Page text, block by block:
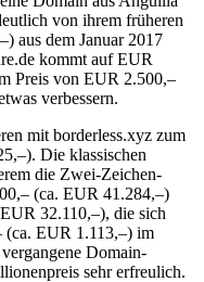
von ihrem früheren
aus dem Januar 2017
kommt auf EUR
Preis von EUR 2.500,–
verbessern.
mit borderless.xyz zum
Die klassischen
die Zwei-Zeichen-
(ca. EUR 41.284,–)
32.110,–), die sich
(ca. EUR 1.113,–) im
Domain-
sehr erfreulich.